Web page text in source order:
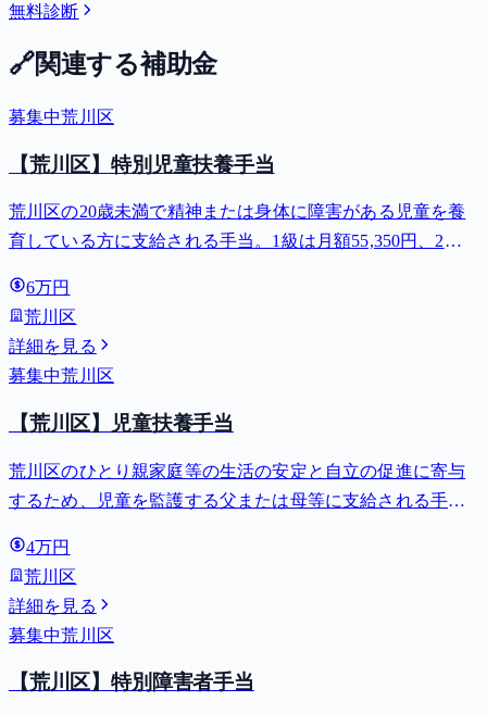
無料診断
🔗関連する補助金
募集中荒川区
【荒川区】特別児童扶養手当
荒川区の20歳未満で精神または身体に障害がある児童を養
育している方に支給される手当。1級は月額55,350円、2級
6万円
荒川区
詳細を見る
募集中荒川区
【荒川区】児童扶養手当
荒川区のひとり親家庭等の生活の安定と自立の促進に寄与
するため、児童を監護する父または母等に支給される手
4万円
荒川区
詳細を見る
募集中荒川区
【荒川区】特別障害者手当